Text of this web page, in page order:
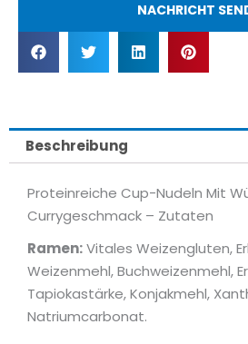
NACHRICHT
Beschreibung
Proteinreiche Cup-Nudeln Mit
Currygeschmack – Zutaten
Ramen:Vitales Weizengluten,
Weizenmehl, Buchweizenmehl,
Tapiokastärke, Konjakmehl,
Natriumcarbonat.